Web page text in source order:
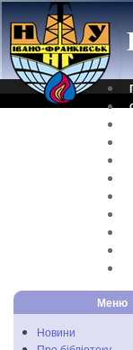
Меню
Новини